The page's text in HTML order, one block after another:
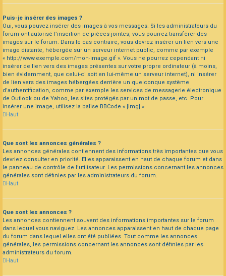
Puis-je insérer des images ?
Oui, vous pouvez insérer des images à vos messages. Si les administrateurs du
forum ont autorisé l’insertion de pièces jointes, vous pourrez transférer des
images sur le forum. Dans le cas contraire, vous devrez insérer un lien vers une
image distante, hébergée sur un serveur internet public, comme par exemple
« http://www.exemple.com/mon-image.gif ». Vous ne pourrez cependant ni
insérer de lien vers des images présentes sur votre propre ordinateur (à moins,
bien évidemment, que celui-ci soit en lui-même un serveur internet), ni insérer
de lien vers des images hébergées derrière un quelconque système
d’authentification, comme par exemple les services de messagerie électronique
de Outlook ou de Yahoo, les sites protégés par un mot de passe, etc. Pour
insérer une image, utilisez la balise BBCode « [img] ».
Haut
Que sont les annonces générales ?
Les annonces générales contiennent des informations très importantes que vous
devriez consulter en priorité. Elles apparaissent en haut de chaque forum et dans
le panneau de contrôle de l’utilisateur. Les permissions concernant les annonces
générales sont définies par les administrateurs du forum.
Haut
Que sont les annonces ?
Les annonces contiennent souvent des informations importantes sur le forum
dans lequel vous naviguez. Les annonces apparaissent en haut de chaque page
du forum dans lequel elles ont été publiées. Tout comme les annonces
générales, les permissions concernant les annonces sont définies par les
administrateurs du forum.
Haut